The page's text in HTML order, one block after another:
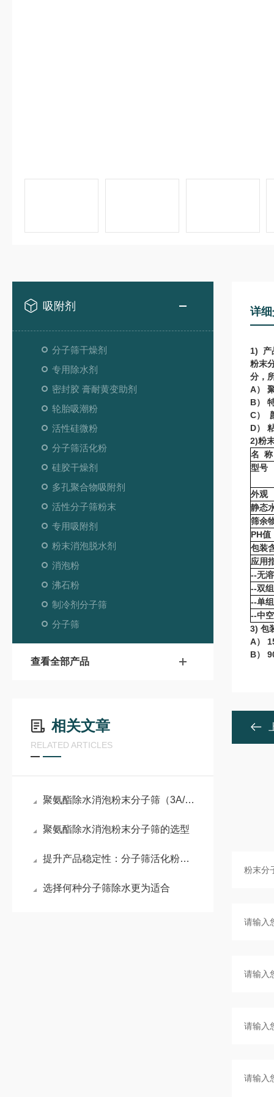
吸附剂
分子筛干燥剂
专用除水剂
密封胶 膏耐黄变助剂
轮胎吸潮粉
活性硅微粉
分子筛活化粉
硅胶干燥剂
多孔聚合物吸附剂
活性分子筛粉末
专用吸附剂
粉末消泡脱水剂
消泡粉
沸石粉
制冷剂分子筛
分子筛
查看全部产品
相关文章
RELATED ARTICLES
聚氨酯除水消泡粉末分子筛（3A/4A/5A/13X/改性）优质生产企业分析
聚氨酯除水消泡粉末分子筛的选型
提升产品稳定性：分子筛活化粉在聚合物生产中的核心作用
选择何种分子筛除水更为适合
详
1) 产
粉末
分，
A）
B）
C）
D）
2)粉
名 称
型号
外观
静态
筛余
PH值
包装
应用
--无
--双
--单
--中
3) 包
A）
B）